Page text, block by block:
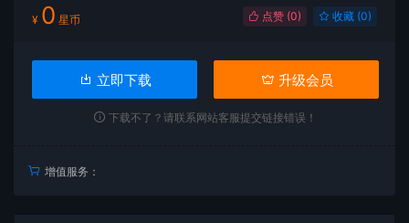
¥ 0 星币 点赞 (0) 收藏 (0)
立即下载 升级会员
下载不了？请联系网站客服提交链接错误！
增值服务：